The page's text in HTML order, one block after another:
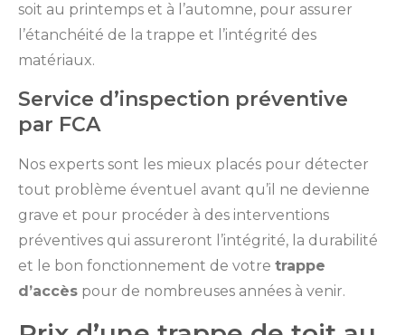
soit au printemps et à l’automne, pour assurer
l’étanchéité de la trappe et l’intégrité des
matériaux.
Service d’inspection préventive
par FCA
Nos experts sont les mieux placés pour détecter
tout problème éventuel avant qu’il ne devienne
grave et pour procéder à des interventions
préventives qui assureront l’intégrité, la durabilité
et le bon fonctionnement de votre trappe
d’accès pour de nombreuses années à venir.